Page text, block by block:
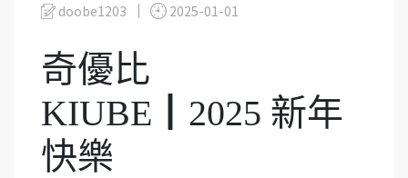
doobe1203 2025-01-01
奇優比
KIUBE┃2025 新年
快樂